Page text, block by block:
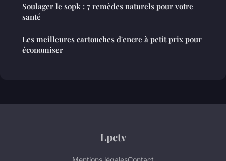
Soulager le sopk : 7 remèdes naturels pour votre
santé
Les meilleures cartouches d'encre à petit prix pour
économiser
Lpctv